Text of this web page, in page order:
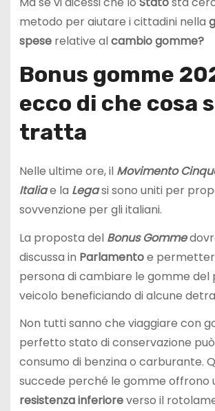
metodo per aiutare i cittadini nella
speserelative alcambio gomme?
Bonus gomme
ecco di che cosa
tratta
Nelle ultime ore, il Movimento
Italiae la Legasi sono uniti per
sovvenzione per gli italiani.
La proposta del Bonus Gomme
discussa in Parlamentoe
persona di cambiare le gomme del
veicolo beneficiando di alcune
Non tutti sanno che viaggiare con
perfetto stato di conservazione
consumo di benzina o carburante.
succede perché le gomme offrono
resistenza inferioreverso il